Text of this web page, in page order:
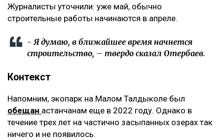
Журналисты уточнили: уже май, обычно
строительные работы начинаются в апреле.
- Я думаю, в ближайшее время начнется
строительство, – твердо сказал Отербаев.
Контекст
Напомним, экопарк на Малом Талдыколе был
обещан астанчанам еще в 2022 году. Однако в
течение трех лет на частично засыпанных озерах так
ничего и не появилось.